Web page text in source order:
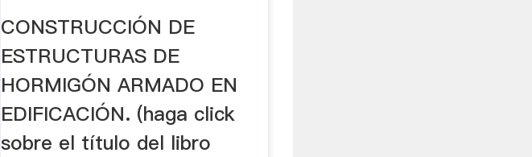
CONSTRUCCIÓN DE
ESTRUCTURAS DE
HORMIGÓN ARMADO EN
EDIFICACIÓN. (haga click
sobre el título del libro